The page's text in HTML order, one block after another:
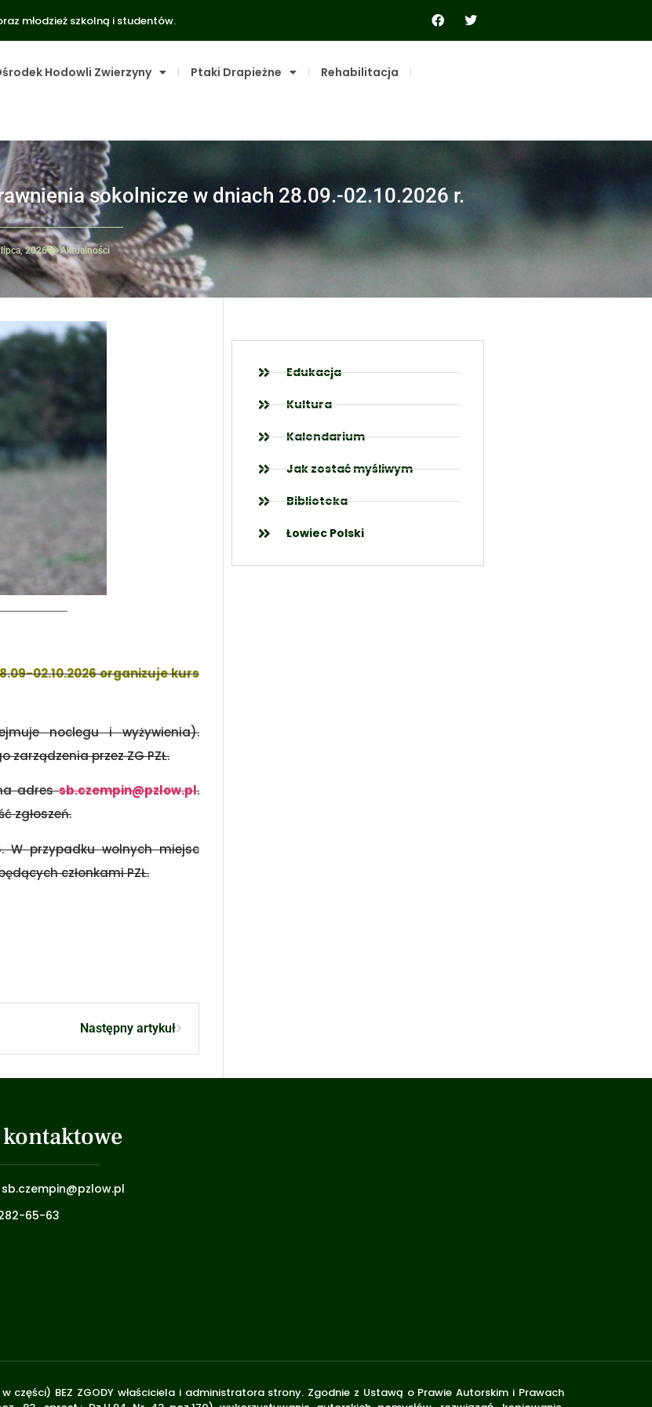
młodzież szkolną i studentów.
Hodowli Zwierzyny Ptaki Drapieżne Rehabilitacja
sokolnicze w dniach 28.09.-02.10.2026 r.
2026 Aktualności
02.10.2026 organizuje kurs
noclegu i wyżywienia).
przez ZG PZŁ.
adressb.czempin@pzlow.pl.
zgłoszeń.
W przypadku wolnych miejsc
członkami PZŁ.
Następny artykuł
Edukacja
Kultura
Kalendarium
Jak zostać myśliwym
Biblioteka
Łowiec Polski
65-63
części) BEZ ZGODY właściciela i administratora strony. Zgodnie z Ustawą o Prawie Autorskim i Prawach